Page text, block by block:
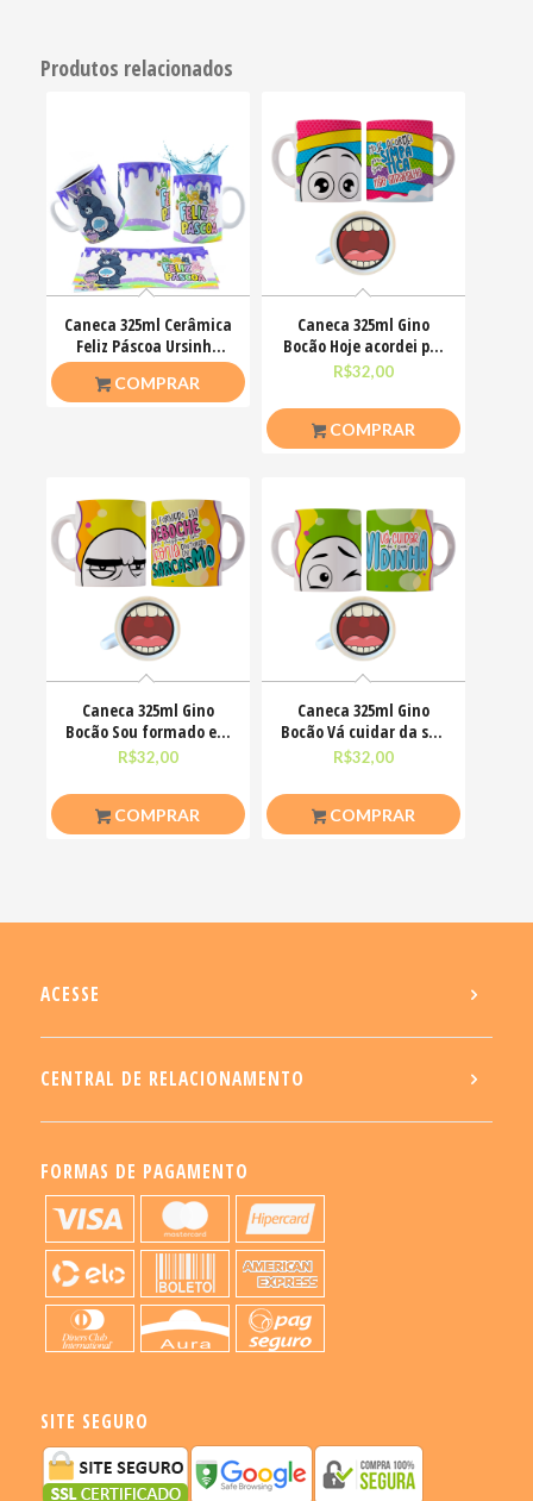
Produtos relacionados
Caneca 325ml Cerâmica
Feliz Páscoa Ursinho
Carinhosos
COMPRAR
Caneca 325ml Gino
Bocão Hoje acordei pra
ser simpática não
R$32,00
COMPRAR
Caneca 325ml Gino
Bocão Sou formado em
deboche com mestrado
R$32,00
COMPRAR
Caneca 325ml Gino
Bocão Vá cuidar da sua
vidinha Engraçadas
R$32,00
COMPRAR
ACESSE
CENTRAL DE RELACIONAMENTO
FORMAS DE PAGAMENTO
SITE SEGURO